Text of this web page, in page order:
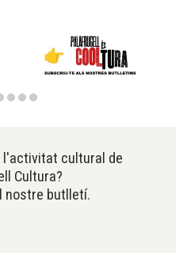
l'activitat cultural de
Cultura?
nostre butlletí.